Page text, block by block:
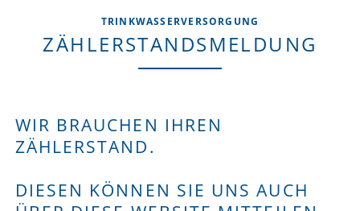
TRINKWASSERVERSORGUNG
ZÄHLERSTANDSMELDUNG
WIR BRAUCHEN IHREN
ZÄHLERSTAND.
DIESEN KÖNNEN SIE UNS AUCH